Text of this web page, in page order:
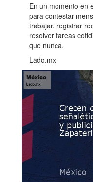
En un momento en
para contestar
trabajar, registrar
resolver tareas
que nunca.
Lado.mx